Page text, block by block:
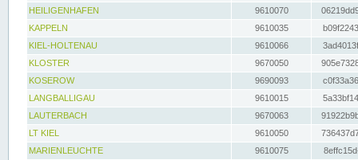
HEILIGENHAFEN
9610070
KAPPELN
9610035
KIEL-HOLTENAU
9610066
KLOSTER
9670050
KOSEROW
9690093
LANGBALLIGAU
9610015
LAUTERBACH
9670063
LT KIEL
9610050
MARIENLEUCHTE
9610075